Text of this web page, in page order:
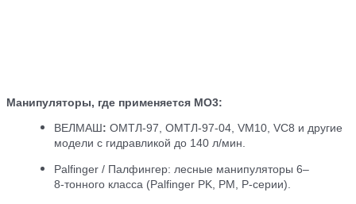
Манипуляторы, где применяется МО3:
ВЕЛМАШ: ОМТЛ‑97, ОМТЛ‑97‑04, VM10, VC8 и другие
модели с гидравликой до 140 л/мин.
Palfinger / Палфингер: лесные манипуляторы 6–
8‑тонного класса (Palfinger PK, PM, P‑серии).